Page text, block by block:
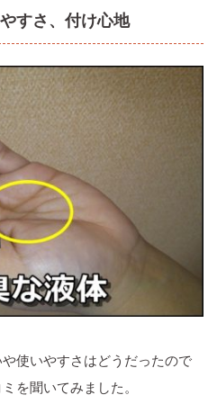
すさ、付け心地
使いやすさはどうだったので
を聞いてみました。